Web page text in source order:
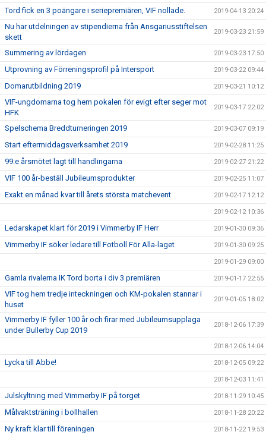
Tord fick en 3 poängare i seriepremiären, VIF nollade. 2019-04-13 20:24
Nu har utdelningen av stipendierna från Ansgariusstiftelsen
skett
2019-03-23 21:59
Summering av lördagen 2019-03-23 17:50
Utprovning av Förreningsprofil på Intersport 2019-03-22 09:44
Domarutbildning 2019 2019-03-21 10:12
VIF-ungdomarna tog hem pokalen för evigt efter seger mot
HFK
2019-03-17 22:02
Spelschema Breddturneringen 2019 2019-03-07 09:19
Start eftermiddagsverksamhet 2019 2019-02-28 11:25
99:e årsmötet lagt till handlingarna 2019-02-27 21:22
VIF 100 år-beställ Jubileumsprodukter 2019-02-25 11:07
Exakt en månad kvar till årets största matchevent 2019-02-17 12:12
2019-02-12 10:36
Ledarskapet klart för 2019 i Vimmerby IF Herr 2019-01-30 09:36
Vimmerby IF söker ledare till Fotboll För Alla-laget 2019-01-30 09:25
2019-01-29 09:00
Gamla rivalerna IK Tord borta i div 3 premiären 2019-01-17 22:55
VIF tog hem tredje inteckningen och KM-pokalen stannar i
huset
2019-01-05 18:02
Vimmerby IF fyller 100 år och firar med Jubileumsupplaga
under Bullerby Cup 2019
2018-12-06 17:39
2018-12-06 14:04
Lycka till Abbe! 2018-12-05 09:22
2018-12-03 11:41
Julskyltning med Vimmerby IF på torget 2018-11-29 10:45
Målvaktsträning i bollhallen 2018-11-28 20:22
Ny kraft klar till föreningen 2018-11-22 19:53